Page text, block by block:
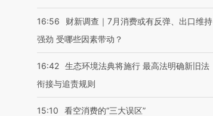
16:56
财新调查｜7月消费或有反弹、出口维持
强劲 受哪些因素带动？
16:42 生态环境法典将施行 最高法明确新旧法
衔接与追责规则
15:10 看空消费的“三大误区”